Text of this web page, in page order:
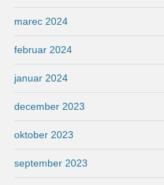
marec 2024
februar 2024
januar 2024
december 2023
oktober 2023
september 2023